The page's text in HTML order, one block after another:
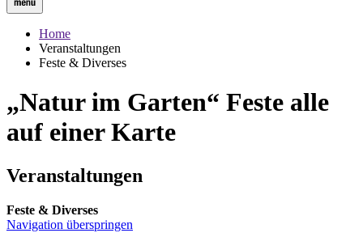
Home
Veranstaltungen
Feste & Diverses
„Natur im Garten“ Feste alle
auf einer Karte
Veranstaltungen
Feste & Diverses
Navigation überspringen